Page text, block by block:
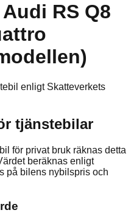
RS Q8
enligt Skatteverkets
tjänstebilar
för privat bruk räknas detta
beräknas enligt
på bilens nybilspris och